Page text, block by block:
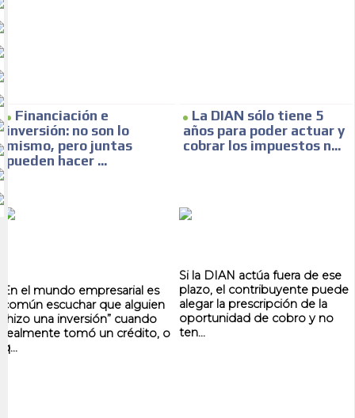
Financiación e
inversión: no son lo
mismo, pero juntas
pueden hacer ...
En el mundo empresarial es
común escuchar que alguien
“hizo una inversión” cuando
realmente tomó un crédito, o
q...
La DIAN sólo tiene 5
años para poder actuar y
cobrar los impuestos n...
Si la DIAN actúa fuera de ese
plazo, el contribuyente puede
alegar la prescripción de la
oportunidad de cobro y no
ten...